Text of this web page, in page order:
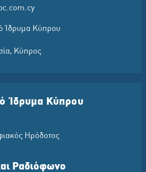
Ίδρυμα Κύπρου
Κύπρος
Ίδρυμα Κύπρου
Ηρόδοτος
Ραδιόφωνο